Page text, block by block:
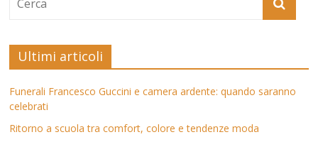
Ultimi articoli
Funerali Francesco Guccini e camera ardente: quando saranno
celebrati
Ritorno a scuola tra comfort, colore e tendenze moda